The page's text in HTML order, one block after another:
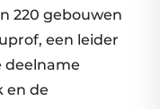
220 gebouwen
een leider
deelname
en de